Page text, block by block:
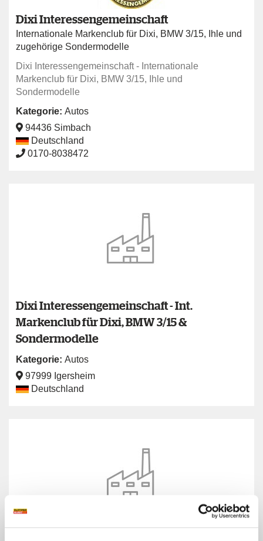
Dixi Interessengemeinschaft
Internationale Markenclub für Dixi, BMW 3/15, Ihle und
zugehörige Sondermodelle
Dixi Interessengemeinschaft - Internationale
Markenclub für Dixi, BMW 3/15, Ihle und
Sondermodelle
Kategorie: Autos
94436 Simbach
Deutschland
0170-8038472
Dixi Interessengemeinschaft - Int.
Markenclub für Dixi, BMW 3/15 &
Sondermodelle
Kategorie: Autos
97999 Igersheim
Deutschland